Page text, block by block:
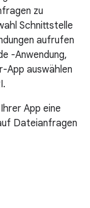
zu
Schnittstelle
aufrufen
-Anwendung,
App auswählen
App eine
Dateianfragen